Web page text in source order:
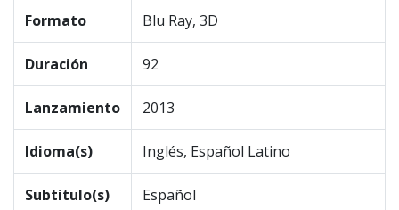
Formato Blu Ray, 3D
Duración 92
Lanzamiento 2013
Idioma(s) Inglés, Español Latino
Subtitulo(s) Español